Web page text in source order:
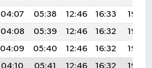
04:07 05:38 12:46 16:33
19:45
04:08 05:39 12:46 16:32
19:44
04:09 05:40 12:46 16:32
19:43
04:10 05:41 12:46 16:32 19:42